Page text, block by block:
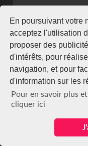
En poursuivant votre
acceptez l'utilisation
proposer des
d'intérêts, pour
navigation, et pour
d'information sur les
Pour en savoir plus
cliquer ici
+225 07 08
NEWSLETTER
Restez connecté via
S'abonner
Se désabonner